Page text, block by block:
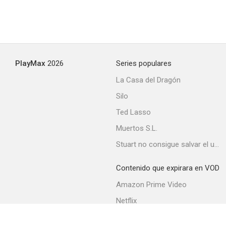
PlayMax 2026
Series populares
La Casa del Dragón
Silo
Ted Lasso
Muertos S.L.
Stuart no consigue salvar el universo
Contenido que expirara en VOD
Amazon Prime Video
Netflix